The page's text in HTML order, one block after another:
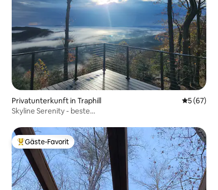
Privatunterkunft in Traphill
5 (67)
Skyline Serenity - beste
Beliebter Gäste-Favorit.
Gäste-Favorit